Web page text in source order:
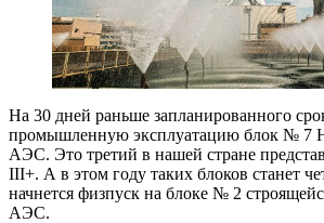
На 30 дней раньше запланированного
промышленную эксплуатацию блок № 7
АЭС. Это третий в нашей стране
III+. А в этом году таких блоков станет
начнется физпуск на блоке № 2
АЭС.